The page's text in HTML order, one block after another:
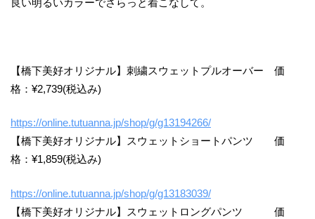
【橋下美好オリジナル】刺繍スウェットプルオーバー 価
格：¥2,739(税込み)
https://online.tutuanna.jp/shop/g/g13194266/
【橋下美好オリジナル】スウェットショートパンツ 価
格：¥1,859(税込み)
https://online.tutuanna.jp/shop/g/g13183039/
【橋下美好オリジナル】スウェットロングパンツ 価